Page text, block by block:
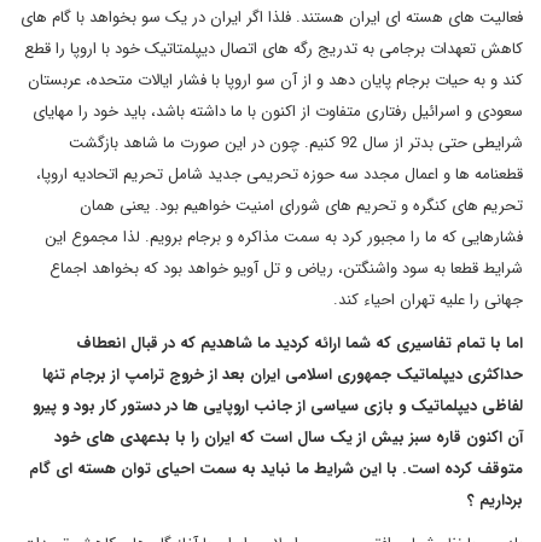
فعالیت های هسته ای ایران هستند. فلذا اگر ایران در یک سو بخواهد با گام های
کاهش تعهدات برجامی به تدریج رگه های اتصال دیپلمتاتیک خود با اروپا را قطع
کند و به حیات برجام پایان دهد و از آن سو اروپا با فشار ایالات متحده، عربستان
سعودی و اسرائیل رفتاری متفاوت از اکنون با ما داشته باشد، باید خود را مهایای
شرایطی حتی بدتر از سال 92 کنیم. چون در این صورت ما شاهد بازگشت
قطعنامه ها و اعمال مجدد سه حوزه تحریمی جدید شامل تحریم اتحادیه اروپا،
تحریم های کنگره و تحریم های شورای امنیت خواهیم بود. یعنی همان
فشارهایی که ما را مجبور کرد به سمت مذاکره و برجام برویم. لذا مجموع این
شرایط قطعا به سود واشنگتن، ریاض و تل آویو خواهد بود که بخواهد اجماع
جهانی را علیه تهران احیاء کند.
اما با تمام تفاسیری که شما ارائه کردید ما شاهدیم که در قبال انعطاف
حداکثری دیپلماتیک جمهوری اسلامی ایران بعد از خروج ترامپ از برجام تنها
لفاظی دیپلماتیک و بازی سیاسی از جانب اروپایی ها در دستور کار بود و پیرو
آن اکنون قاره سبز بیش از یک سال است که ایران را با بدعهدی های خود
متوقف کرده است. با این شرایط ما نباید به سمت احیای توان هسته ای گام
برداریم ؟